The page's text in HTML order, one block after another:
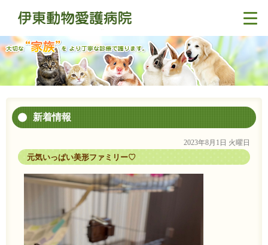
新着情報
2023年8月1日 火曜日
元気いっぱい美形ファミリー♡